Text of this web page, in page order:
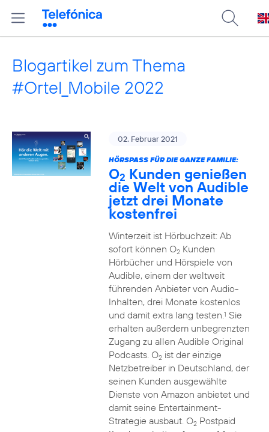
Blogartikel zum Thema
#Ortel_Mobile 2022
02. Februar 2021
HÖRSPASS FÜR DIE GANZE FAMILIE:
O2 Kunden genießen
die Welt von Audible
jetzt drei Monate
kostenfrei
Winterzeit ist Hörbuchzeit: Ab
sofort können O2Kunden
Hörbücher und Hörspiele von
Audible, einem der weltweit
führenden Anbieter von Audio-
Inhalten, drei Monate kostenlos
und damit extra lang testen.1 Sie
erhalten außerdem unbegrenzten
Zugang zu allen Audible Original
Podcasts. O2ist der einzige
Netzbetreiber in Deutschland, der
seinen Kunden ausgewählte
Dienste von Amazon anbietet und
damit seine Entertainment-
Strategie ausbaut. O2Postpaid